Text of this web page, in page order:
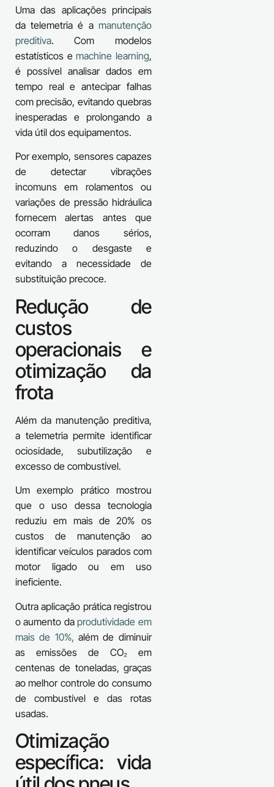
Uma das aplicações principais
da telemetria é amanutenção
preditiva. Com modelos
estatísticos emachine learning,
é possível analisar dados em
tempo real e antecipar falhas
com precisão, evitando quebras
inesperadas e prolongando a
vida útil dos equipamentos.
Por exemplo, sensores capazes
de detectar vibrações
incomuns em rolamentos ou
variações de pressão hidráulica
fornecem alertas antes que
ocorram danos sérios,
reduzindo o desgaste e
evitando a necessidade de
substituição precoce.
Redução de
custos
operacionais e
otimização da
frota
Além da manutenção preditiva,
a telemetria permite identificar
ociosidade, subutilização e
excesso de combustível.
Um exemplo prático mostrou
que o uso dessa tecnologia
reduziu em mais de 20% os
custos de manutenção ao
identificar veículos parados com
motor ligado ou em uso
ineficiente.
Outra aplicação prática registrou
o aumento daprodutividade em
mais de 10%, além de diminuir
as emissões de CO₂ em
centenas de toneladas, graças
ao melhor controle do consumo
de combustível e das rotas
usadas.
Otimização
específica: vida